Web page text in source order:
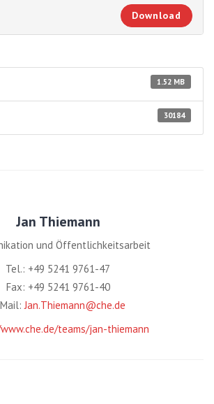
Download
1.52 MB
30184
Jan Thiemann
und Öffentlichkeitsarbeit
Tel.: +49 5241 9761-47
Fax: +49 5241 9761-40
Jan.Thiemann@che.de
teams/jan-thiemann